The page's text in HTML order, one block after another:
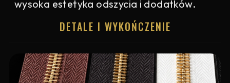
wysoka estetyka odszycia i dodatków.
DETALE I WYKOŃCZENIE